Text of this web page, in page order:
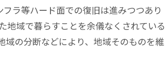
ラ等ハード面での復旧は進みつつあり
地域で暮らすことを余儀なくされている
域の分断などにより、地域そのものを維